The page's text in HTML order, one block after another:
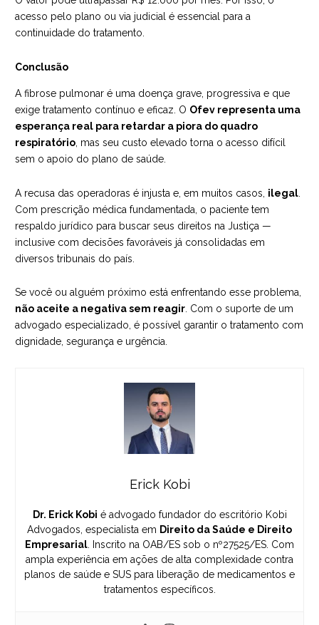
acesso pelo plano ou via judicial é essencial para a
continuidade do tratamento.
Conclusão
A fibrose pulmonar é uma doença grave, progressiva e que
exige tratamento contínuo e eficaz. O Ofev representa uma
esperança real para retardar a piora do quadro
respiratório , mas seu custo elevado torna o acesso difícil
sem o apoio do plano de saúde.
A recusa das operadoras é injusta e, em muitos casos, ilegal
Com prescrição médica fundamentada, o paciente tem
respaldo jurídico para buscar seus direitos na Justiça —
inclusive com decisões favoráveis já consolidadas em
diversos tribunais do país.
Se você ou alguém próximo está enfrentando esse problema,
não aceite a negativa sem reagir . Com o suporte de um
advogado especializado , é possível garantir o tratamento com
dignidade, segurança e urgência.
Erick Kobi
Dr. Erick Kobi é advogado fundador do escritório Kobi
Advogados, especialista em Direito da Saúde e Direito
Empresarial . Inscrito na OAB/ES sob o nº27525/ES. Com
ampla experiência em ações de alta complexidade contra
planos de saúde e SUS para liberação de medicamentos e
tratamentos específicos.